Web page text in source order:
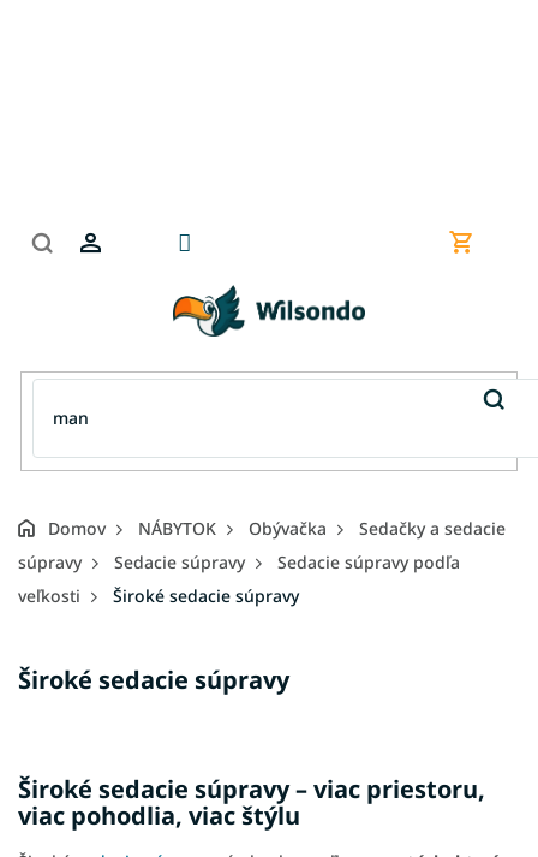
Domov NÁBYTOK Obývačka
Sedačky a sedacie
súpravy
Sedacie súpravy
Sedacie súpravy podľa
veľkosti
Široké sedacie súpravy
Široké sedacie súpravy
Široké sedacie súpravy – viac priestoru,
viac pohodlia, viac štýlu